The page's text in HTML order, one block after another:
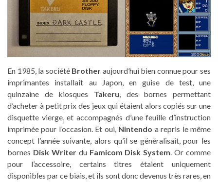
En 1985, la société Brother aujourd’hui bien connue pour ses
imprimantes installait au Japon, en guise de test, une
quinzaine de kiosques Takeru, des bornes permettant
d’acheter à petit prix des jeux qui étaient alors copiés sur une
disquette vierge, et accompagnés d’une feuille d’instruction
imprimée pour l’occasion. Et oui, Nintendo a repris le même
concept l’année suivante, alors qu’il se généralisait, pour les
bornes Disk Writerdu Famicom Disk System. Or comme
pour l’accessoire, certains titres étaient uniquement
disponibles par ce biais, et ils sont donc devenus très rares, en